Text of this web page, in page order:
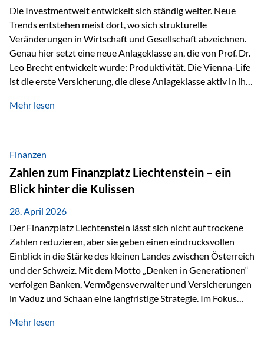
Die Investmentwelt entwickelt sich ständig weiter. Neue
Trends entstehen meist dort, wo sich strukturelle
Veränderungen in Wirtschaft und Gesellschaft abzeichnen.
Genau hier setzt eine neue Anlageklasse an, die von Prof. Dr.
Leo Brecht entwickelt wurde: Produktivität. Die Vienna-Life
ist die erste Versicherung, die diese Anlageklasse aktiv in ihre
Vorreiter. Warum auf das Thema Produktivität setzen? Die
Wirtschaftswachstum, verändern die Spielregeln für
Investoren. Produktivität adressiert genau diese
Herausforderungen, da wirtschaftliches Wachstum
langfristig durch Produktivitätssteigerung entsteht, also
durch die Fähigkeit von Unternehmen, mehr…
Mehr lesen
Finanzen
Zahlen zum Finanzplatz Liechtenstein – ein
Blick hinter die Kulissen
28. April 2026
Der Finanzplatz Liechtenstein lässt sich nicht auf trockene
Zahlen reduzieren, aber sie geben einen eindrucksvollen
Einblick in die Stärke des kleinen Landes zwischen Österreich
und der Schweiz. Mit dem Motto „Denken in Generationen“
verfolgen Banken, Vermögensverwalter und Versicherungen
in Vaduz und Schaan eine langfristige Strategie. Im Fokus
Marktzugang Liechtenstein hat sich in den letzten Jahren zu
Mehr lesen